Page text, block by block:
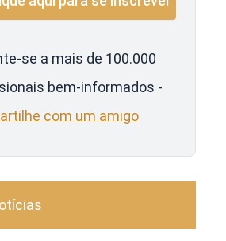
se a mais de 100.000
bem-informados -
com um amigo